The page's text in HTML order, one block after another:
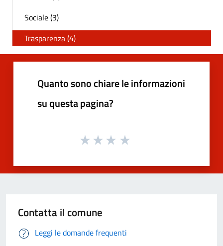
Sociale (3)
Trasparenza (4)
Quanto sono chiare le informazioni
su questa pagina?
Contatta il comune
Leggi le domande frequenti